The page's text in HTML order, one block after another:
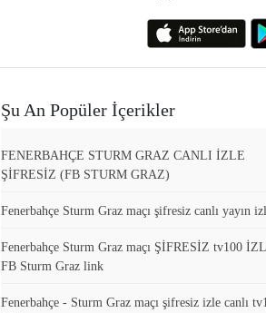
Şu An Popüler İçerikler
FENERBAHÇE STURM GRAZ CANLI İZLE
ŞİFRESİZ (FB STURM GRAZ)
Fenerbahçe Sturm Graz maçı şifresiz canlı yayın
Fenerbahçe Sturm Graz maçı ŞİFRESİZ tv100
FB Sturm Graz link
Fenerbahçe - Sturm Graz maçı şifresiz izle canlı